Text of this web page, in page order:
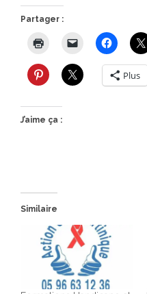
Partager :
Plus
J’aime ça :
Similaire